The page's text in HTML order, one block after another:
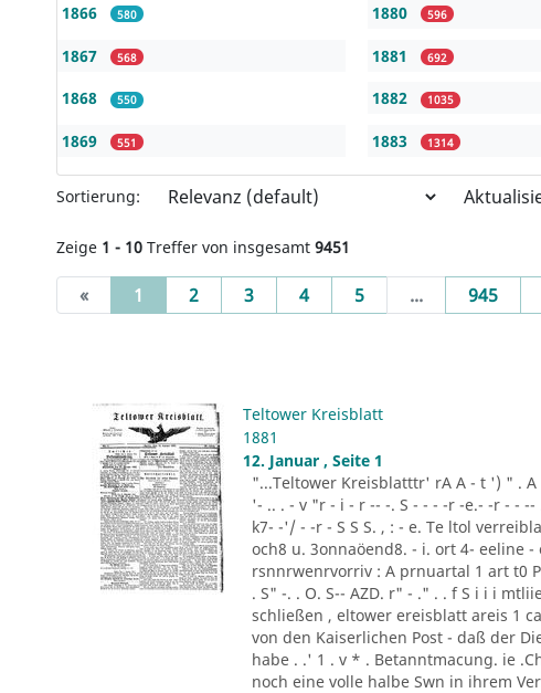
1866 580
1867 568
1868 550
1869 551
1880 596
1881 692
1882 1035
1883 1314
Sortierung:
Zeige 1 - 10 Treffer von insgesamt 9451
« 1 (current)
2 3 4 5 ... 945
Teltower Kreisblatt
1881
12. Januar , Seite 1
"...Teltower Kreisblatttr' rA A - t ') " .
'- .. . - v "r - i - r -- -. S - - - -r -e.- -r - -
k7- -'/ - -r - S S S. , : - e. Te ltol
och8 u. 3onnaöend8. - i. ort 4- eeline
rsnnrwenrvorriv : A prnuartal 1 art t0
. S" -. . O. S-- AZD. r" - ." . . f S i i i
schließen , eltower ereisblatt areis 1
von den Kaiserlichen Post - daß der
habe . .' 1 . v * . Betanntmacung. ie
noch eine volle halbe Swn in ihrem